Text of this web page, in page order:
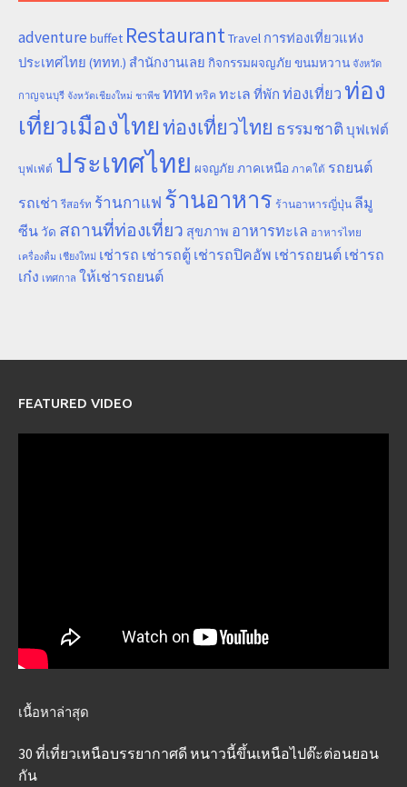
adventure buffet RestaurantTravel การท่องเที่ยวแห่ง
ประเทศไทย (ททท.) สำนักงานเลย กิจกรรมผจญภัย ขนมหวาน จังหวัด
กาญจนบุรี จังหวัดเชียงใหม่ ชาพีช ททท ทริค ทะเล ที่พัก ท่องเที่ยวท่อง
เที่ยวเมืองไทยท่องเที่ยวไทย ธรรมชาติ บุฟเฟต์
บุฟเฟ่ต์ ประเทศไทย ผจญภัย ภาคเหนือ ภาคใต้ รถยนต์
รถเช่า รีสอร์ท ร้านกาแฟ ร้านอาหาร ร้านอาหารญี่ปุ่น ลีมู
ซีน วัด สถานที่ท่องเที่ยว สุขภาพ อาหารทะเล อาหารไทย
เครื่องดื่ม เชียงใหม่ เช่ารถ เช่ารถตู้ เช่ารถปิคอัพ เช่ารถยนต์ เช่ารถ
เก๋ง เทศกาล ให้เช่ารถยนต์
FEATURED VIDEO
เนื้อหาล่าสุด
30 ที่เที่ยวเหนือบรรยากาศดี หนาวนี้ขึ้นเหนือไปต๊ะต่อนยอน
กัน